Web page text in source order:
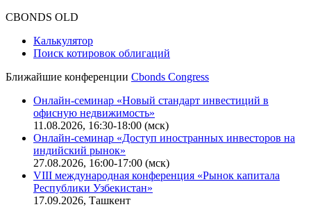
CBONDS OLD
Калькулятор
Поиск котировок облигаций
Ближайшие конференции Cbonds Congress
Онлайн-семинар «Новый стандарт инвестиций в
офисную недвижимость»
11.08.2026, 16:30-18:00 (мск)
Онлайн-семинар «Доступ иностранных инвесторов на
индийский рынок»
27.08.2026, 16:00-17:00 (мск)
VIII международная конференция «Рынок капитала
Республики Узбекистан»
17.09.2026, Ташкент